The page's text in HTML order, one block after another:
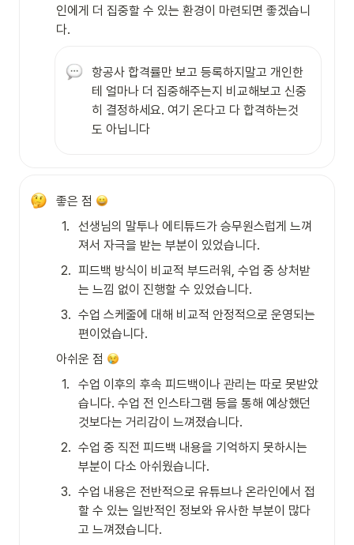
인에게 더 집중할 수 있는 환경이 마련되면 좋겠습니
다.
항공사 합격률만 보고 등록하지말고 개인한
테 얼마나 더 집중해주는지 비교해보고 신중
히 결정하세요. 여기 온다고 다 합격하는것
도 아닙니다
좋은 점
1.
선생님의 말투나 에티튜드가 승무원스럽게 느껴
져서 자극을 받는 부분이 있었습니다.
2. 피드백 방식이 비교적 부드러워, 수업 중 상처받
는 느낌 없이 진행할 수 있었습니다.
3. 수업 스케줄에 대해 비교적 안정적으로 운영되는
편이었습니다.
아쉬운 점
1.
수업 이후의 후속 피드백이나 관리는 따로 못받았
습니다. 수업 전 인스타그램 등을 통해 예상했던
것보다는 거리감이 느껴졌습니다.
2. 수업 중 직전 피드백 내용을 기억하지 못하시는
부분이 다소 아쉬웠습니다.
3. 수업 내용은 전반적으로 유튜브나 온라인에서 접
할 수 있는 일반적인 정보와 유사한 부분이 많다
고 느껴졌습니다.